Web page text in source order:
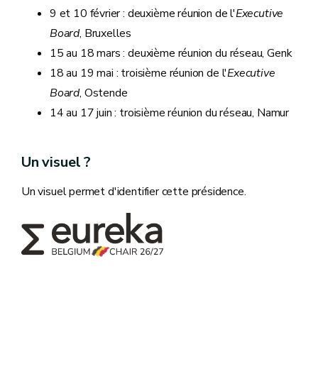
9 et 10 février : deuxième réunion de l'Executive
Board, Bruxelles
15 au 18 mars : deuxième réunion du réseau, Genk
18 au 19 mai : troisième réunion de l'Executive
Board, Ostende
14 au 17 juin : troisième réunion du réseau, Namur
Un visuel ?
Un visuel permet d'identifier cette présidence.